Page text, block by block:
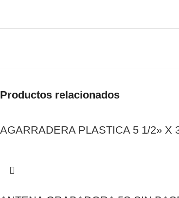
Productos relacionados
AGARRADERA PLASTICA 5 1/2» X